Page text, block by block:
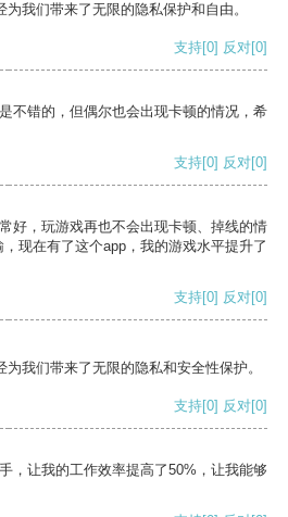
我们带来了无限的隐私保护和自由。
支持[0] 反对[0]
不错的，但偶尔也会出现卡顿的情况，希
支持[0] 反对[0]
好，玩游戏再也不会出现卡顿、掉线的情
现在有了这个app，我的游戏水平提升了
支持[0] 反对[0]
我们带来了无限的隐私和安全性保护。
支持[0] 反对[0]
，让我的工作效率提高了50%，让我能够